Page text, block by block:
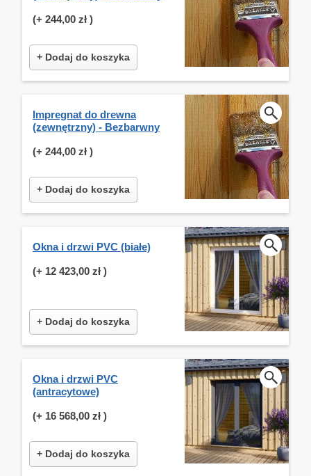
(+ 244,00 zł )
+ Dodaj do koszyka
Impregnat do drewna
(zewnętrzny) - Bezbarwny
(+ 244,00 zł )
+ Dodaj do koszyka
Okna i drzwi PVC (białe)
(+ 12 423,00 zł )
+ Dodaj do koszyka
Okna i drzwi PVC
(antracytowe)
(+ 16 568,00 zł )
+ Dodaj do koszyka